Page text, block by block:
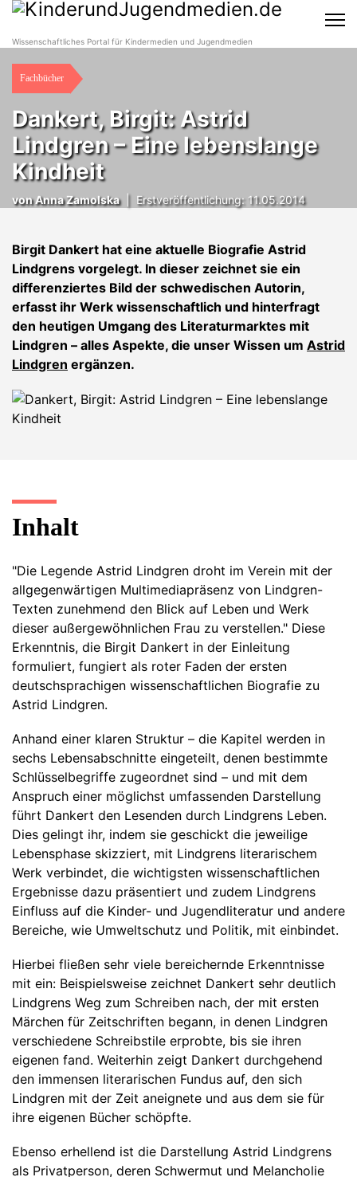
Wissenschaftliches Portal für Kindermedien und Jugendmedien
Fachbücher
Dankert, Birgit: Astrid
Lindgren – Eine lebenslange
Kindheit
vonAnna Zamolska| Erstveröffentlichung: 11.05.2014
Birgit Dankert hat eine aktuelle Biografie Astrid
Lindgrens vorgelegt. In dieser zeichnet sie ein
differenziertes Bild der schwedischen Autorin,
erfasst ihr Werk wissenschaftlich und hinterfragt
den heutigen Umgang des Literaturmarktes mit
Lindgren – alles Aspekte, die unser Wissen um Astrid
Lindgren ergänzen.
Inhalt
"Die Legende Astrid Lindgren droht im Verein mit der
allgegenwärtigen Multimediapräsenz von Lindgren-
Texten zunehmend den Blick auf Leben und Werk
dieser außergewöhnlichen Frau zu verstellen." Diese
Erkenntnis, die Birgit Dankert in der Einleitung
formuliert, fungiert als roter Faden der ersten
deutschsprachigen wissenschaftlichen Biografie zu
Astrid Lindgren.
Anhand einer klaren Struktur – die Kapitel werden in
sechs Lebensabschnitte eingeteilt, denen bestimmte
Schlüsselbegriffe zugeordnet sind – und mit dem
Anspruch einer möglichst umfassenden Darstellung
führt Dankert den Lesenden durch Lindgrens Leben.
Dies gelingt ihr, indem sie geschickt die jeweilige
Lebensphase skizziert, mit Lindgrens literarischem
Werk verbindet, die wichtigsten wissenschaftlichen
Ergebnisse dazu präsentiert und zudem Lindgrens
Einfluss auf die Kinder- und Jugendliteratur und andere
Bereiche, wie Umweltschutz und Politik, mit einbindet.
Hierbei fließen sehr viele bereichernde Erkenntnisse
mit ein: Beispielsweise zeichnet Dankert sehr deutlich
Lindgrens Weg zum Schreiben nach, der mit ersten
Märchen für Zeitschriften begann, in denen Lindgren
verschiedene Schreibstile erprobte, bis sie ihren
eigenen fand. Weiterhin zeigt Dankert durchgehend
den immensen literarischen Fundus auf, den sich
Lindgren mit der Zeit aneignete und aus dem sie für
ihre eigenen Bücher schöpfte.
Ebenso erhellend ist die Darstellung Astrid Lindgrens
als Privatperson, deren Schwermut und Melancholie